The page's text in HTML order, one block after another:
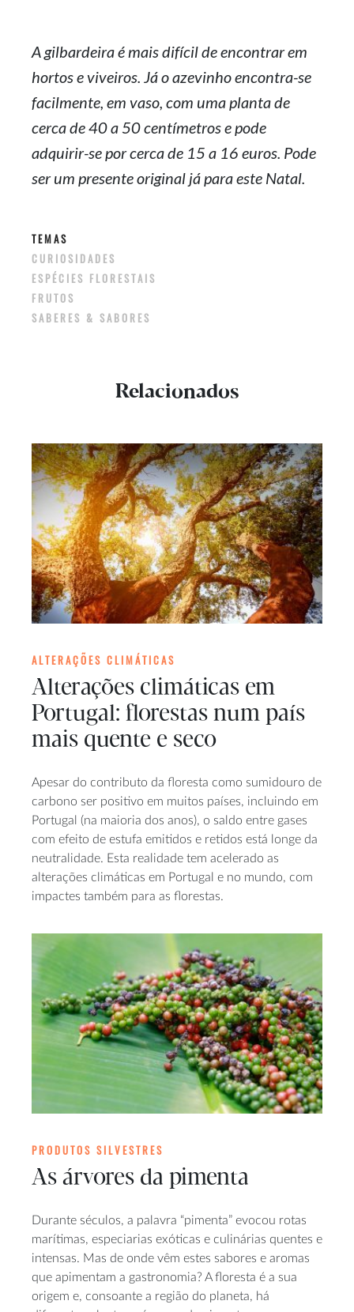
A gilbardeira é mais difícil de encontrar em
hortos e viveiros. Já o azevinho encontra-se
facilmente, em vaso, com uma planta de
cerca de 40 a 50 centímetros e pode
adquirir-se por cerca de 15 a 16 euros. Pode
ser um presente original já para este Natal.
TEMAS
CURIOSIDADES
ESPÉCIES FLORESTAIS
FRUTOS
SABERES & SABORES
Relacionados
ALTERAÇÕES CLIMÁTICAS
Alterações climáticas em
Portugal: florestas num país
mais quente e seco
Apesar do contributo da floresta como sumidouro de
carbono ser positivo em muitos países, incluindo em
Portugal (na maioria dos anos), o saldo entre gases
com efeito de estufa emitidos e retidos está longe da
neutralidade. Esta realidade tem acelerado as
alterações climáticas em Portugal e no mundo, com
impactes também para as florestas.
PRODUTOS SILVESTRES
As árvores da pimenta
Durante séculos, a palavra “pimenta” evocou rotas
marítimas, especiarias exóticas e culinárias quentes e
intensas. Mas de onde vêm estes sabores e aromas
que apimentam a gastronomia? A floresta é a sua
origem e, consoante a região do planeta, há